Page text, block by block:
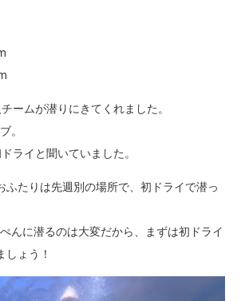
ームが潜りにきてくれました。
。
ライと聞いていました。
ふたりは先週別の場所で、初ドライで潜っ
んに潜るのは大変だから、まずは初ドライ
ょう！